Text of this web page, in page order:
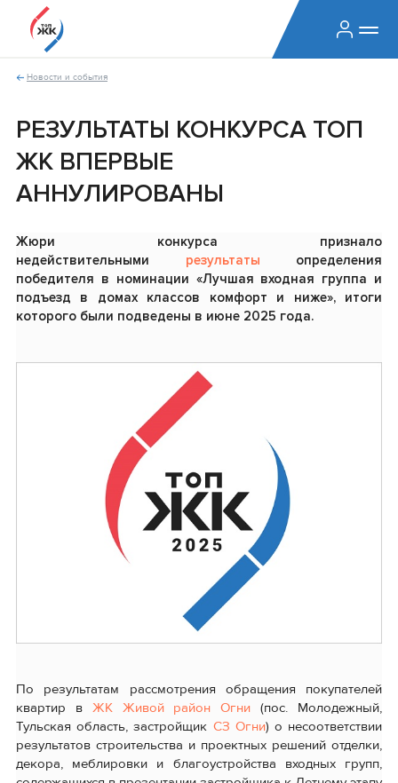
Новости и события
РЕЗУЛЬТАТЫ КОНКУРСА ТОП
ЖК ВПЕРВЫЕ
АННУЛИРОВАНЫ
Жюри конкурса признало
недействительными результаты определения
победителя в номинации «Лучшая входная группа и
подъезд в домах классов комфорт и ниже», итоги
которого были подведены в июне 2025 года.
По результатам рассмотрения обращения покупателей
квартир в ЖК Живой район Огни (пос. Молодежный,
Тульская область, застройщик СЗ Огни) о несоответствии
результатов строительства и проектных решений отделки,
декора, меблировки и благоустройства входных групп,